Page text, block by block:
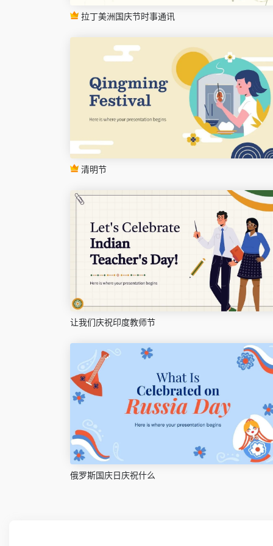
拉丁美洲国庆节时事通讯
清明节
让我们庆祝印度教师节
俄罗斯国庆日庆祝什么